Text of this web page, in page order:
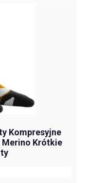
Kompresyjne
Krótkie